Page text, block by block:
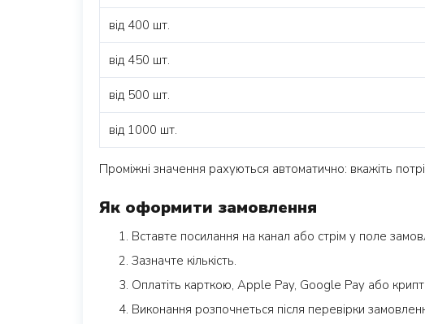
від 400 шт.
від 450 шт.
від 500 шт.
від 1000 шт.
Проміжні значення рахуються автоматично: вкажіть
Як оформити замовлення
Вставте посилання на канал або стрім у поле
Зазначте кількість.
Оплатіть карткою, Apple Pay, Google Pay або
Виконання розпочнеться після перевірки